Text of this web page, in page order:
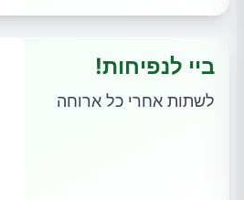
ביי לנפיחות!
לשתות אחרי כל ארוחה